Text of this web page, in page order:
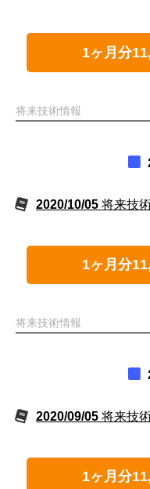
1ヶ月分
将来技術情報
2020/10/05 将来技
1ヶ月分
将来技術情報
2020/09/05 将来技
1ヶ月分